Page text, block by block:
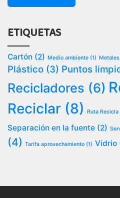
ETIQUETAS
Cartón (2) Medio ambiente (1) Metales
Plástico (3) Puntos
Recicladores (6)
Reciclar (8) Ruta Recicla
Separación en la fuente (2)
(4) Tarifa aprovechamiento (1) Vidrio